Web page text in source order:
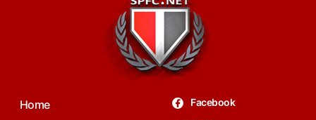
Home Facebook